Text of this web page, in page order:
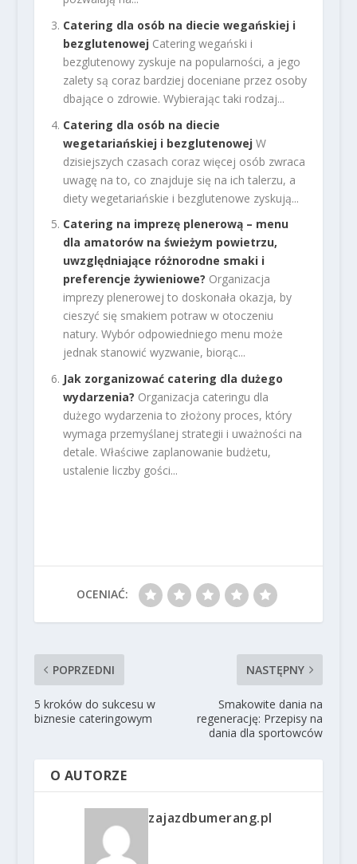
Catering dla osób na diecie wegańskiej i
bezglutenowej Catering wegański i
bezglutenowy zyskuje na popularności, a jego
zalety są coraz bardziej doceniane przez osoby
dbające o zdrowie. Wybierając taki rodzaj...
Catering dla osób na diecie
wegetariańskiej i bezglutenowej W
dzisiejszych czasach coraz więcej osób zwraca
uwagę na to, co znajduje się na ich talerzu, a
diety wegetariańskie i bezglutenowe zyskują...
Catering na imprezę plenerową – menu
dla amatorów na świeżym powietrzu,
uwzględniające różnorodne smaki i
preferencje żywieniowe? Organizacja
imprezy plenerowej to doskonała okazja, by
cieszyć się smakiem potraw w otoczeniu
natury. Wybór odpowiedniego menu może
jednak stanowić wyzwanie, biorąc...
Jak zorganizować catering dla dużego
wydarzenia? Organizacja cateringu dla
dużego wydarzenia to złożony proces, który
wymaga przemyślanej strategii i uważności na
detale. Właściwe zaplanowanie budżetu,
ustalenie liczby gości...
OCENIAĆ:
POPRZEDNI
5 kroków do sukcesu w
biznesie cateringowym
NASTĘPNY
Smakowite dania na
regenerację: Przepisy na
dania dla sportowców
O AUTORZE
zajazdbumerang.pl